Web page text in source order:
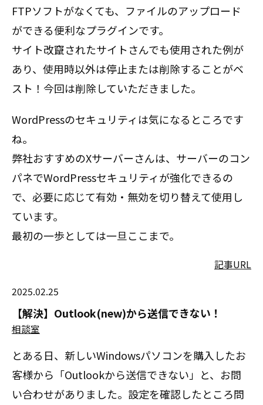
FTPソフトがなくても、ファイルのアップロード
ができる便利なプラグインです。
サイト改竄されたサイトさんでも使用された例が
あり、使用時以外は停止または削除することがベ
スト！今回は削除していただきました。
WordPressのセキュリティは気になるところです
ね。
弊社おすすめのXサーバーさんは、サーバーのコン
パネでWordPressセキュリティが強化できるの
で、必要に応じて有効・無効を切り替えて使用し
ています。
最初の一歩としては一旦ここまで。
記事URL
2025.02.25
【解決】Outlook(new)から送信できない！
相談室
とある日、新しいWindowsパソコンを購入したお
客様から「Outlookから送信できない」と、お問
い合わせがありました。設定を確認したところ問